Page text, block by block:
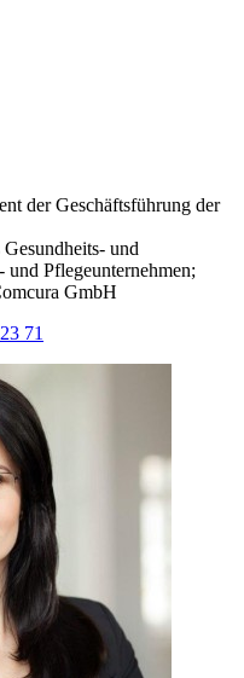
der Geschäftsführung der
und
Pflegeunternehmen;
GmbH
71